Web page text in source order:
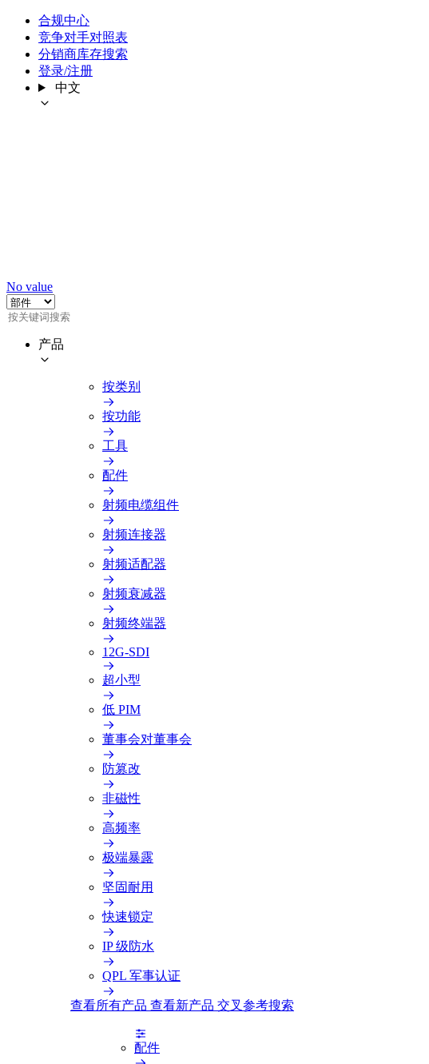
合规中心
竞争对手对照表
分销商库存搜索
登录/注册
中文
No value
产品
按类别
按功能
工具
配件
射频电缆组件
射频连接器
射频适配器
射频衰减器
射频终端器
12G-SDI
超小型
低 PIM
董事会对董事会
防篡改
非磁性
高频率
极端暴露
坚固耐用
快速锁定
IP 级防水
QPL 军事认证
查看所有产品 查看新产品 交叉参考搜索
配件